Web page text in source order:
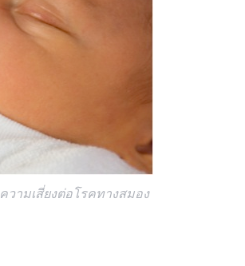
ามเสี่ยงต่อโรคทางสมอง